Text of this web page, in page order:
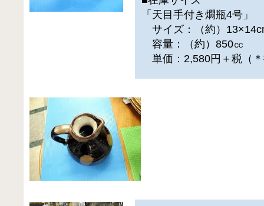
「天目手付き燗瓶4号」
サイズ：（約）
容量：（約）850㏄
単価：2,580円＋税（